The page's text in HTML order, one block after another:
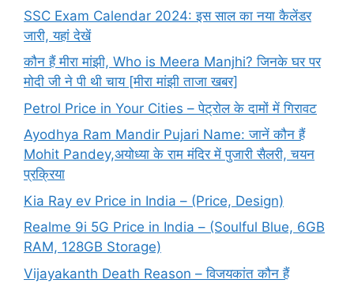
SSC Exam Calendar 2024: इस साल का नया कैलेंडर
जारी, यहां देखें
कौन हैं मीरा मांझी, Who is Meera Manjhi? जिनके घर पर
मोदी जी ने पी थी चाय [मीरा मांझी ताजा खबर]
Petrol Price in Your Cities – पेट्रोल के दामों में गिरावट
Ayodhya Ram Mandir Pujari Name: जानें कौन हैं
Mohit Pandey,अयोध्या के राम मंदिर में पुजारी सैलरी, चयन
प्रक्रिया
Kia Ray ev Price in India – (Price, Design)
Realme 9i 5G Price in India – (Soulful Blue, 6GB
RAM, 128GB Storage)
Vijayakanth Death Reason – विजयकांत कौन हैं